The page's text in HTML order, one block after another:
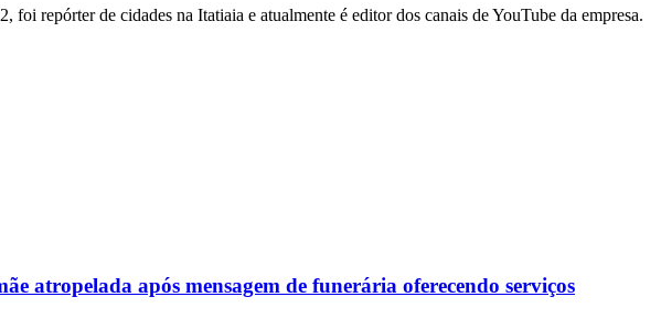
repórter de cidades na Itatiaia e atualmente é editor dos canais de YouTube da empresa.
atropelada após mensagem de funerária oferecendo serviços